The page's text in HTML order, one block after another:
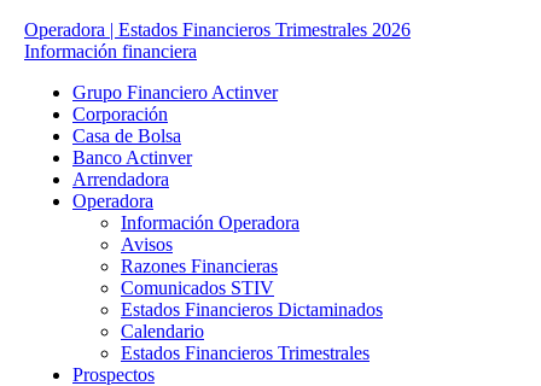
Operadora | Estados Financieros Trimestrales 2026
Información financiera
Grupo Financiero Actinver
Corporación
Casa de Bolsa
Banco Actinver
Arrendadora
Operadora
Información Operadora
Avisos
Razones Financieras
Comunicados STIV
Estados Financieros Dictaminados
Calendario
Estados Financieros Trimestrales
Prospectos